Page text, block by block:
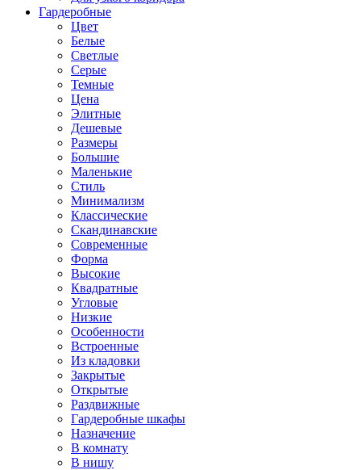
Гардеробные
Цвет
Белые
Светлые
Серые
Темные
Цена
Элитные
Дешевые
Размеры
Большие
Маленькие
Стиль
Минимализм
Классические
Скандинавские
Современные
Форма
Высокие
Квадратные
Угловые
Низкие
Особенности
Встроенные
Из кладовки
Закрытые
Открытые
Раздвижные
Гардеробные шкафы
Назначение
В комнату
В нишу